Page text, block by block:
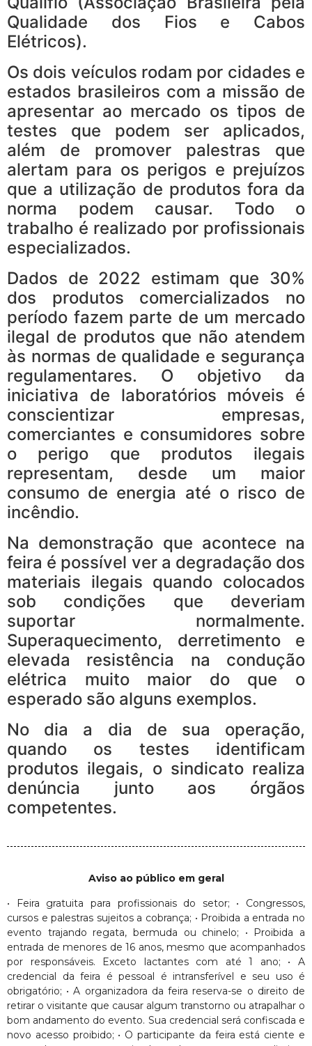
Qualidade dos Fios e Cabos
Elétricos).
Os dois veículos rodam por cidades e
estados brasileiros com a missão de
apresentar ao mercado os tipos de
testes que podem ser aplicados,
além de promover palestras que
alertam para os perigos e prejuízos
que a utilização de produtos fora da
norma podem causar. Todo o
trabalho é realizado por profissionais
especializados.
Dados de 2022 estimam que 30%
dos produtos comercializados no
período fazem parte de um mercado
ilegal de produtos que não atendem
às normas de qualidade e segurança
regulamentares. O objetivo da
iniciativa de laboratórios móveis é
conscientizar empresas,
comerciantes e consumidores sobre
o perigo que produtos ilegais
representam, desde um maior
consumo de energia até o risco de
incêndio.
Na demonstração que acontece na
feira é possível ver a degradação dos
materiais ilegais quando colocados
sob condições que deveriam
suportar normalmente.
Superaquecimento, derretimento e
elevada resistência na condução
elétrica muito maior do que o
esperado são alguns exemplos.
No dia a dia de sua operação,
quando os testes identificam
produtos ilegais, o sindicato realiza
denúncia junto aos órgãos
competentes.
Aviso ao público em geral
• Feira gratuita para profissionais do setor; • Congressos,
cursos e palestras sujeitos a cobrança; • Proibida a entrada no
evento trajando regata, bermuda ou chinelo; • Proibida a
entrada de menores de 16 anos, mesmo que acompanhados
por responsáveis. Exceto lactantes com até 1 ano; • A
credencial da feira é pessoal é intransferível e seu uso é
obrigatório; • A organizadora da feira reserva-se o direito de
retirar o visitante que causar algum transtorno ou atrapalhar o
bom andamento do evento. Sua credencial será confiscada e
novo acesso proibido; • O participante da feira está ciente e